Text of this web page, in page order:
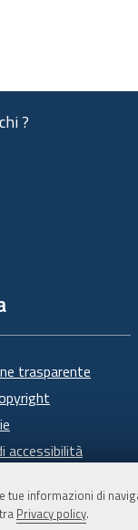
tue informazioni di
Privacy policy.
?
trasparente
accessibilità